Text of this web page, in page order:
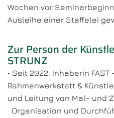
Wochen vor
Ausleihe einer Staffelei
Zur Person der
STRUNZ
• Seit 2022: Inhaberin
Rahmenwerkstatt &
und Leitung von Mal- und
Organisation und